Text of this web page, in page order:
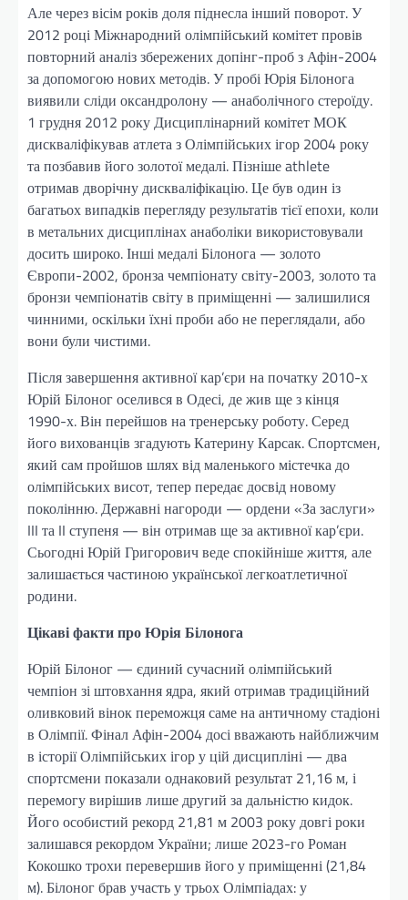
Але через вісім років доля піднесла інший поворот. У
2012 році Міжнародний олімпійський комітет провів
повторний аналіз збережених допінг-проб з Афін-2004
за допомогою нових методів. У пробі Юрія Білонога
виявили сліди оксандролону — анаболічного стероїду.
1 грудня 2012 року Дисциплінарний комітет МОК
дискваліфікував атлета з Олімпійських ігор 2004 року
та позбавив його золотої медалі. Пізніше athlete
отримав дворічну дискваліфікацію. Це був один із
багатьох випадків перегляду результатів тієї епохи, коли
в метальних дисциплінах анаболіки використовували
досить широко. Інші медалі Білонога — золото
Європи-2002, бронза чемпіонату світу-2003, золото та
бронзи чемпіонатів світу в приміщенні — залишилися
чинними, оскільки їхні проби або не переглядали, або
вони були чистими.
Після завершення активної кар’єри на початку 2010-х
Юрій Білоног оселився в Одесі, де жив ще з кінця
1990-х. Він перейшов на тренерську роботу. Серед
його вихованців згадують Катерину Карсак. Спортсмен,
який сам пройшов шлях від маленького містечка до
олімпійських висот, тепер передає досвід новому
поколінню. Державні нагороди — ордени «За заслуги»
III та II ступеня — він отримав ще за активної кар’єри.
Сьогодні Юрій Григорович веде спокійніше життя, але
залишається частиною української легкоатлетичної
родини.
Цікаві факти про Юрія Білонога
Юрій Білоног — єдиний сучасний олімпійський
чемпіон зі штовхання ядра, який отримав традиційний
оливковий вінок переможця саме на античному стадіоні
в Олімпії. Фінал Афін-2004 досі вважають найближчим
в історії Олімпійських ігор у цій дисципліні — два
спортсмени показали однаковий результат 21,16 м, і
перемогу вирішив лише другий за дальністю кидок.
Його особистий рекорд 21,81 м 2003 року довгі роки
залишався рекордом України; лише 2023-го Роман
Кокошко трохи перевершив його у приміщенні (21,84
м). Білоног брав участь у трьох Олімпіадах: у